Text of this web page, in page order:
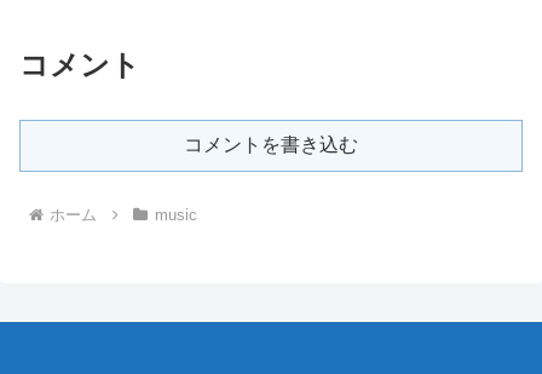
コメント
コメントを書き込む
ホーム music